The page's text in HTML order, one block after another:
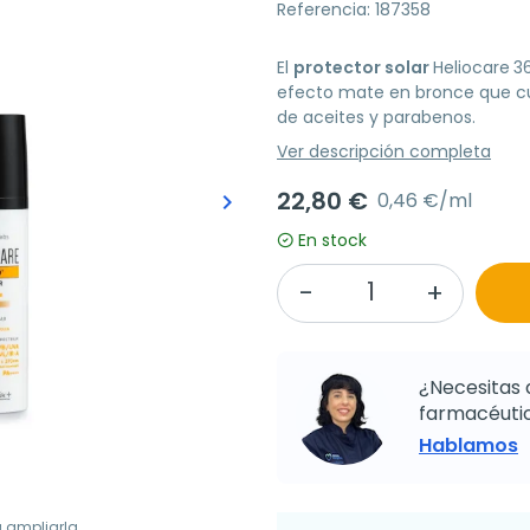
Siguiente
keyboard_arrow_right
Referencia: 187358
El protector solarHeliocare
efecto mate en bronce que
de aceites y parabenos.
Ver descripción completa
22,80 € 0,46 €/ml
En stock
¿Necesitas
Hablamos